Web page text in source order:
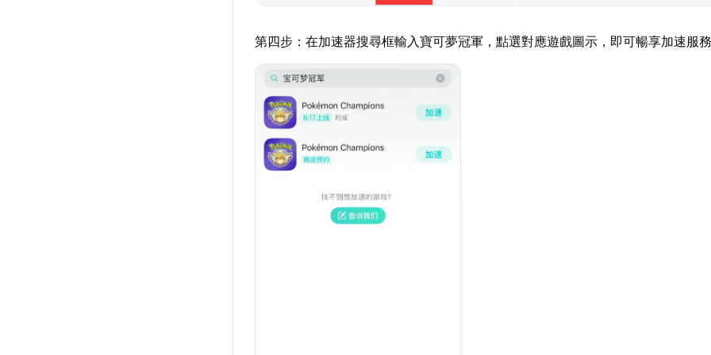
第四步：在加速器搜尋框輸入寶可夢冠軍，點選對應遊戲圖示，即可暢享加速服